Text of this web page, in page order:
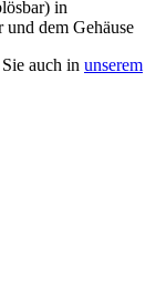
in
dem Gehäuse
auch in unserem